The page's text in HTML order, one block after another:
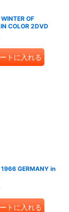
OF
COLOR 2DVD
トに入れる
1966 GERMANY in
トに入れる